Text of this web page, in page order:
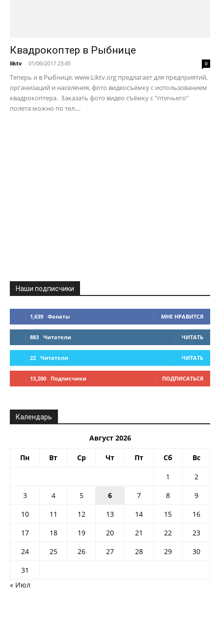
Квадрокоптер в Рыбнице
liktv - 01/06/2017 23:45 0
Теперь и в Рыбнице. www.Liktv.org предлагает для предприятий,
организаций и населения, фото видеосъёмку с использованием
квадрокоптера. Заказать фото видео съёмку с "птичьего"
полета можно по тел....
Наши подписчики
1,639 Фанаты МНЕ НРАВИТСЯ
883 Читатели ЧИТАТЬ
22 Читатели ЧИТАТЬ
13,200 Подписчики ПОДПИСАТЬСЯ
Календарь
Август 2026
Пн Вт Ср Чт Пт Сб Вс
1
2
3
4 5 6 7 8
9
10
11 12 13 14 15
16
17
18 19 20 21 22
23
24
25 26 27 28 29
30
31
« Июл